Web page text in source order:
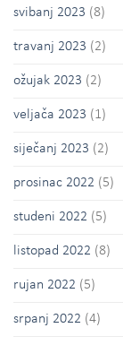
svibanj 2023 (8)
travanj 2023 (2)
ožujak 2023 (2)
veljača 2023 (1)
siječanj 2023 (2)
prosinac 2022 (5)
studeni 2022 (5)
listopad 2022 (8)
rujan 2022 (5)
srpanj 2022 (4)